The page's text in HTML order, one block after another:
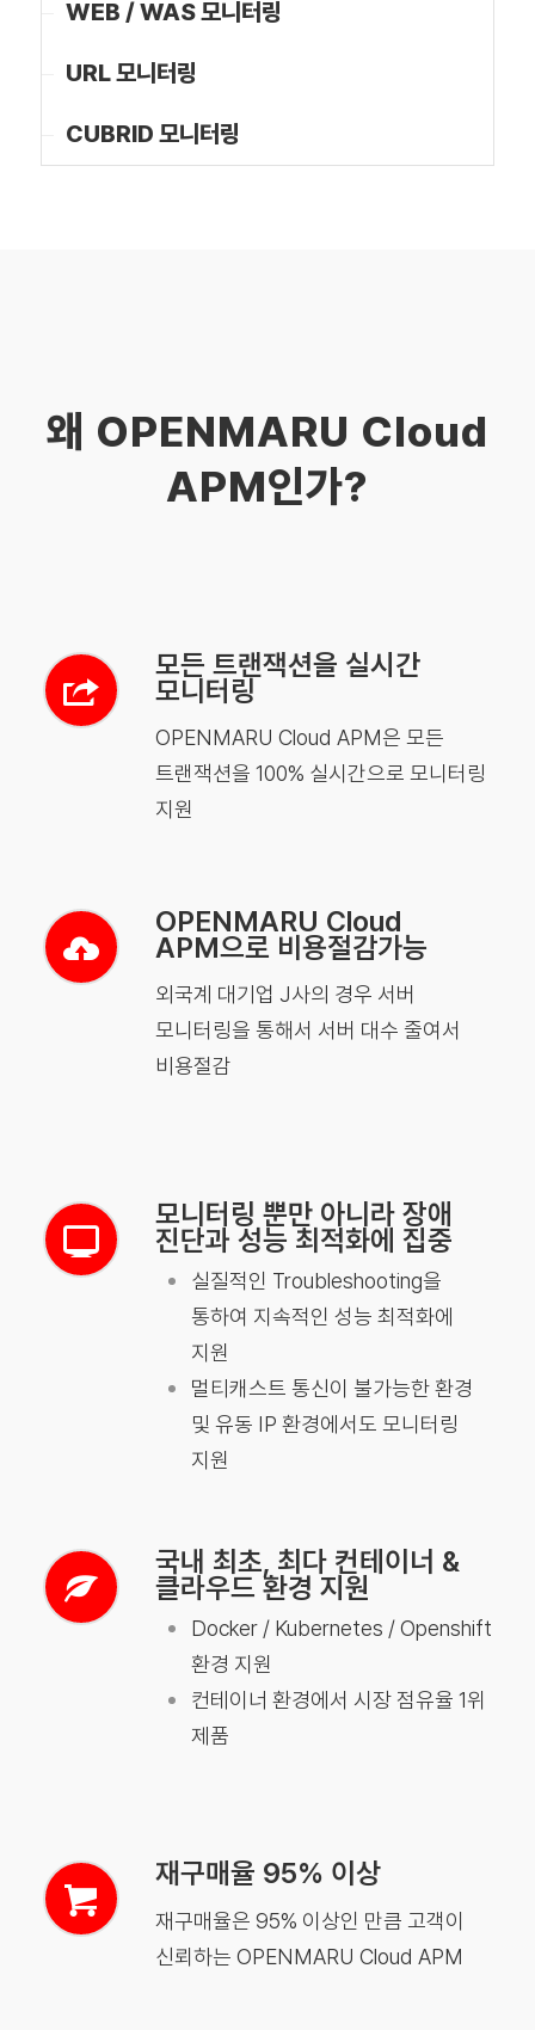
WEB / WAS 모니터링
URL 모니터링
CUBRID 모니터링
왜 OPENMARU Cloud
APM인가?
모든 트랜잭션을 실시간
모니터링
OPENMARU Cloud APM은 모든
트랜잭션을 100% 실시간으로 모니터링
지원
OPENMARU Cloud
APM으로 비용절감가능
외국계 대기업 J사의 경우 서버
모니터링을 통해서 서버 대수 줄여서
비용절감
모니터링 뿐만 아니라 장애
진단과 성능 최적화에 집중
실질적인 Troubleshooting을
통하여 지속적인 성능 최적화에
지원
멀티캐스트 통신이 불가능한 환경
및 유동 IP 환경에서도 모니터링
지원
국내 최초, 최다 컨테이너 &
클라우드 환경 지원
Docker / Kubernetes / Openshift
환경 지원
컨테이너 환경에서 시장 점유율 1위
제품
재구매율 95% 이상
재구매율은 95% 이상인 만큼 고객이
신뢰하는 OPENMARU Cloud APM